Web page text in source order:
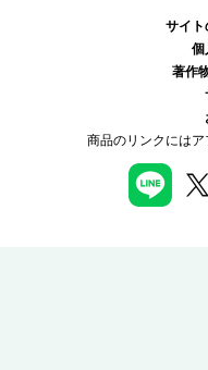
サイト
個
著作
商品のリンクにはア